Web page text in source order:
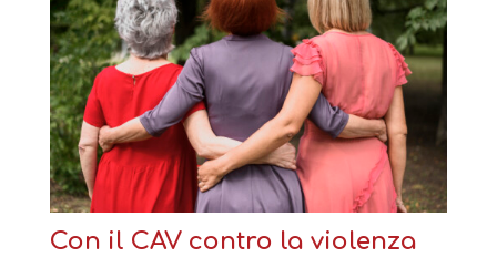
Con il CAV contro la violenza